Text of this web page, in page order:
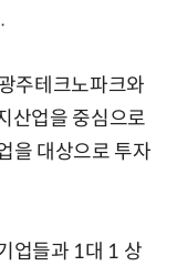
주테크노파크와
산업을 중심으로
을 대상으로 투자
업들과 1대 1 상